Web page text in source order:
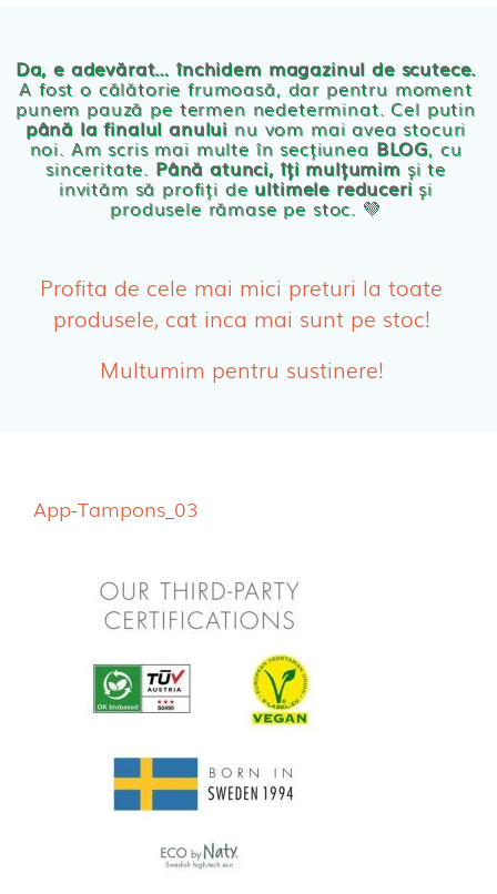
Servetele umede ecologice
Cosmetice BEBE
Olita Bio Naty
PRODUSE FEMEI
Absorbante Post-Natale
Absorbante Incontinenta Urinara
Dischete alaptare
Da, e adevărat… închidem magazinul de scutece.
A fost o călătorie frumoasă, dar pentru moment
punem pauză pe termen nedeterminat. Cel putin
până la finalul anului nu vom mai avea stocuri
noi. Am scris mai multe în secțiunea BLOG, cu
sinceritate. Până atunci, îți mulțumimși te
invităm să profiți de ultimele reduceriși
produsele rămase pe stoc. 💛
Profita de cele mai mici preturi la toate
produsele, cat inca mai sunt pe stoc!
Multumim pentru sustinere!
App-Tampons_03